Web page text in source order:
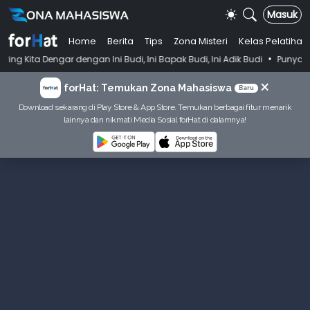
Masuk
Home Berita Tips Zona Misteri
Kelas Pelatihan
Ini Budi, Ini Bapak Budi, Ini Adik Budi • Punya Tujuan
forHat: Temukan Zona Mahasiswa Baru ×
Download sekarang di Play Store & App Store. Temukan berbagai fitur menarik
lainnya dan nikmati Media Sosial forHat di dalamnya!